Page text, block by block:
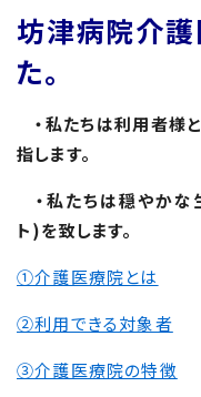
坊津病院介
た。
・私たちは利用者様
指します。
・私たちは穏やか
ト)を致します。
①介護医療院とは
②利用できる対象者
③介護医療院の特徴